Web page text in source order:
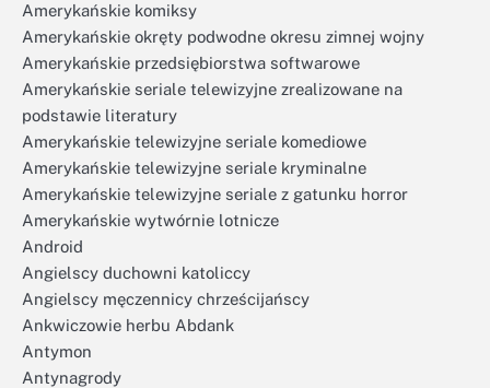
Amerykańskie komiksy
Amerykańskie okręty podwodne okresu zimnej wojny
Amerykańskie przedsiębiorstwa softwarowe
Amerykańskie seriale telewizyjne zrealizowane na
podstawie literatury
Amerykańskie telewizyjne seriale komediowe
Amerykańskie telewizyjne seriale kryminalne
Amerykańskie telewizyjne seriale z gatunku horror
Amerykańskie wytwórnie lotnicze
Android
Angielscy duchowni katoliccy
Angielscy męczennicy chrześcijańscy
Ankwiczowie herbu Abdank
Antymon
Antynagrody